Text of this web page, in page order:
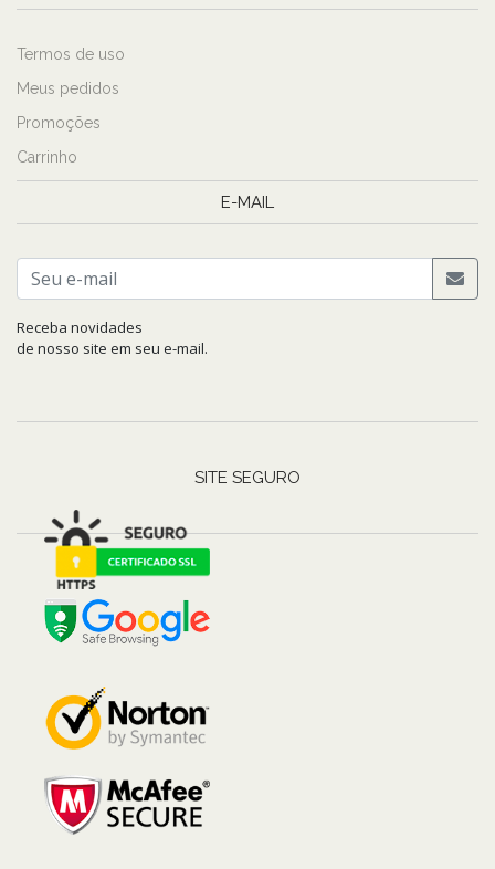
Termos de uso
Meus pedidos
Promoções
Carrinho
E-MAIL
Receba novidades
de nosso site em seu e-mail.
SITE SEGURO